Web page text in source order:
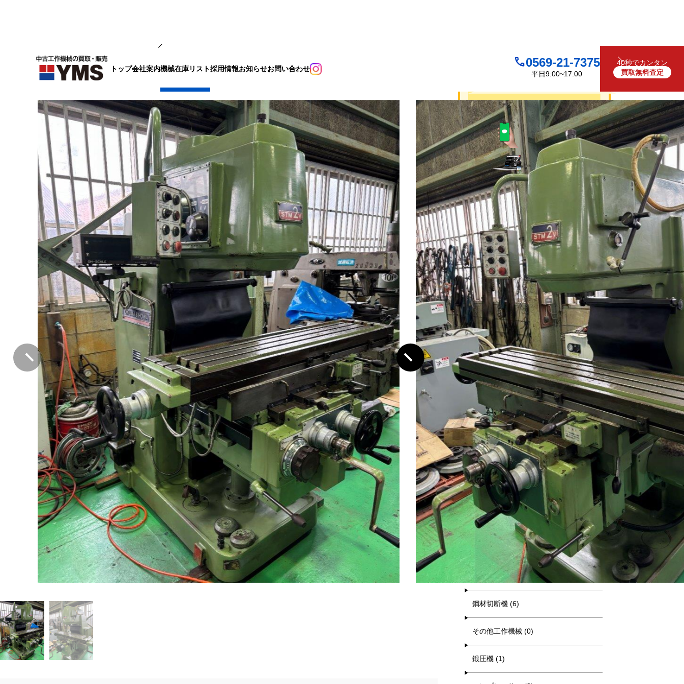
トップ会社案内機械在庫リスト採用情報お知らせお問い合わせ 0569-21-7375
平日9:00~17:00
40秒でカンタン
買取無料査定
#2立フライス盤 買取について
お見積り・査定は無料
LINEで査定 （友だち追加）
買取フォームで査定
お電話でも受け付けております
0569-21-7375
平日9:00~17:00
キーワード検索
カテゴリー一覧
マシニング (8)
NCフライス盤 (4)
汎用フライス盤 (13)
NC旋盤 (6)
汎用旋盤 (14)
放電・ワイヤー (0)
研削盤 (19)
中ぐり・ボール盤 (15)
削り盤 (1)
鋼材切断機 (6)
その他工作機械 (0)
鍛圧機 (1)